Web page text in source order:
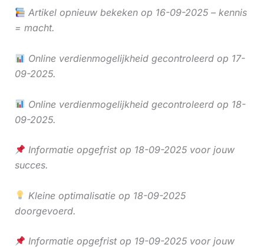
Artikel opnieuw bekeken op 16-09-2025 – kennis
= macht.
Online verdienmogelijkheid gecontroleerd op 17-
09-2025.
Online verdienmogelijkheid gecontroleerd op 18-
09-2025.
Informatie opgefrist op 18-09-2025 voor jouw
succes.
Kleine optimalisatie op 18-09-2025
doorgevoerd.
Informatie opgefrist op 19-09-2025 voor jouw